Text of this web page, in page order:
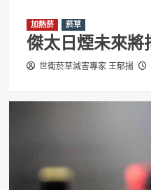
加熱菸 菸草
傑太日煙未來將
世衛菸草減害專家 王郁揚